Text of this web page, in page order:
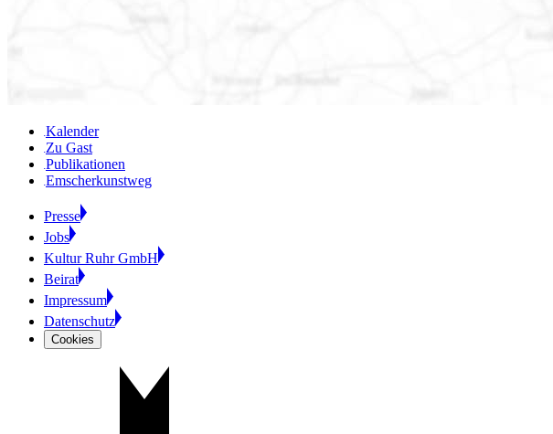
Kalender
Zu Gast
Publikationen
Emscherkunstweg
Presse
Jobs
Kultur Ruhr GmbH
Beirat
Impressum
Datenschutz
Cookies